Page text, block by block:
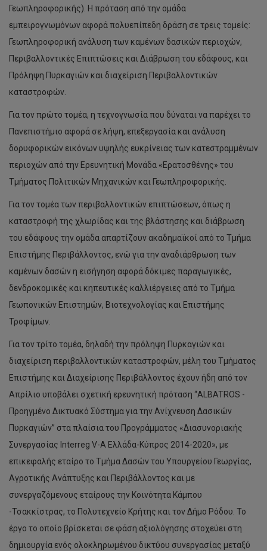
Γεωπληροφορικής). Η πρόταση από την ομάδα
εμπειρογνωμόνων αφορά πολυεπίπεδη δράση σε τρεις τομείς:
Γεωπληροφορική ανάλυση των καμένων δασικών περιοχών,
Περιβαλλοντικές Επιπτώσεις και Διάβρωση του εδάφους, και
Πρόληψη Πυρκαγιών και διαχείριση Περιβαλλοντικών
καταστροφών.
Για τον πρώτο τομέα, η τεχνογνωσία που δύναται να παρέχει το
Πανεπιστήμιο αφορά σε λήψη, επεξεργασία και ανάλυση
δορυφορικών εικόνων υψηλής ευκρίνειας των κατεστραμμένων
περιοχών από την Ερευνητική Μονάδα «Ερατοσθένης» του
Τμήματος Πολιτικών Μηχανικών και Γεωπληροφορικής.
Για τον τομέα των περιβαλλοντικών επιπτώσεων, όπως η
καταστροφή της χλωρίδας και της βλάστησης και διάβρωση
του εδάφους την ομάδα απαρτίζουν ακαδημαϊκοί από το Τμήμα
Επιστήμης Περιβάλλοντος, ενώ για την αναδιάρθρωση των
καμένων δασών η εισήγηση αφορά δόκιμες παραγωγικές,
δενδροκομικές και κηπευτικές καλλιέργειες από το Τμήμα
Γεωπονικών Επιστημών, Βιοτεχνολογίας και Επιστήμης
Τροφίμων.
Για τον τρίτο τομέα, δηλαδή την πρόληψη Πυρκαγιών και
διαχείριση περιβαλλοντικών καταστροφών, μέλη του Τμήματος
Επιστήμης και Διαχείρισης Περιβάλλοντος έχουν ήδη από τον
Απρίλιο υποβάλει σχετική ερευνητική πρόταση “ALBATROS -
Προηγμένο Δικτυακό Σύστημα για την Ανίχνευση Δασικών
Πυρκαγιών” στα πλαίσια του Προγράμματος «Διασυνοριακής
Συνεργασίας Interreg V-A Ελλάδα-Κύπρος 2014-2020», με
επικεφαλής εταίρο το Τμήμα Δασών του Υπουργείου Γεωργίας,
Αγροτικής Ανάπτυξης και Περιβάλλοντος και με
συνεργαζόμενους εταίρους την Κοινότητα Κάμπου
-Τσακκίστρας, το Πολυτεχνείο Κρήτης και τον Δήμο Ρόδου. Το
έργο το οποίο βρίσκεται σε φάση αξιολόγησης στοχεύει στη
δημιουργία ενός ολοκληρωμένου δικτύου συνεργασίας μεταξύ